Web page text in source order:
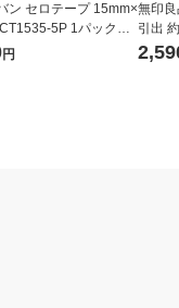
ン セロテープ 15mm×
5P 1パック（5
円
無印
引出